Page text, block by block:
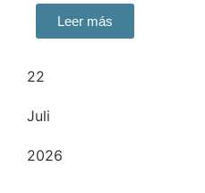
Leer más
22
Juli
2026